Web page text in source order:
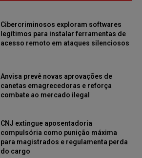
Cibercriminosos exploram softwares
legítimos para instalar ferramentas de
acesso remoto em ataques silenciosos
Anvisa prevê novas aprovações de
canetas emagrecedoras e reforça
combate ao mercado ilegal
CNJ extingue aposentadoria
compulsória como punição máxima
para magistrados e regulamenta perda
do cargo